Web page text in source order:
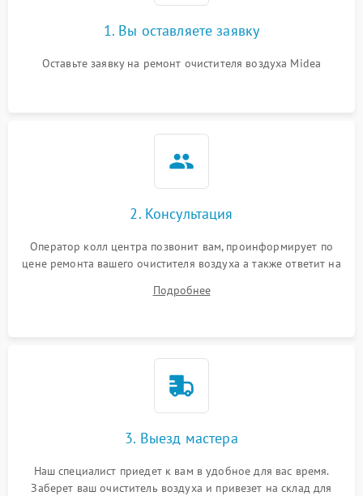
1. Вы оставляете заявку
Оставьте заявку на ремонт очистителя воздуха Midea
2. Консультация
Оператор колл центра позвонит вам, проинформирует по
цене ремонта вашего очистителя воздуха а также ответит на
Подробнее
3. Выезд мастера
Наш специалист приедет к вам в удобное для вас время.
Заберет ваш очиститель воздуха и привезет на склад для